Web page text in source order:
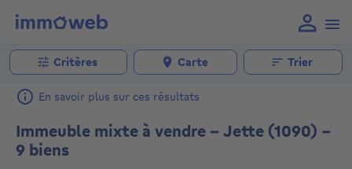
Critères Carte Trier
En savoir plus sur ces résultats
Immeuble mixte à vendre - Jette (1090) -
9 biens